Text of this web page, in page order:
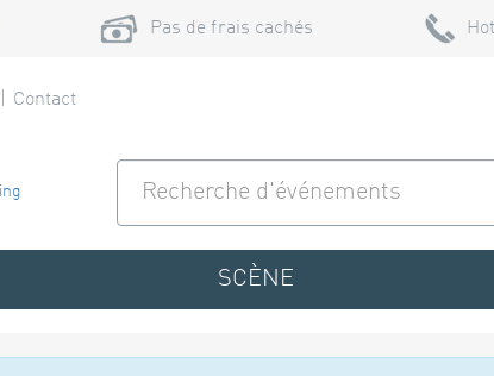
Pas de frais cachés
Contact
SCÈNE